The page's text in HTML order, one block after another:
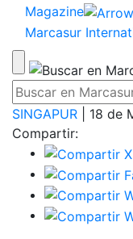
Magazine
Marcasur
SINGAPUR | 18 de
Compartir: